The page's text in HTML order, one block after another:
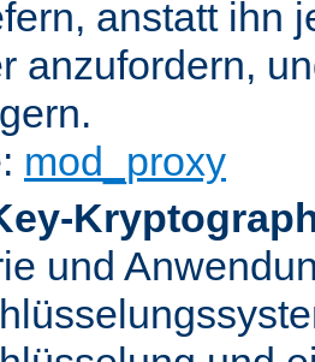
anstatt ihn
anzufordern,
mod_proxy
und